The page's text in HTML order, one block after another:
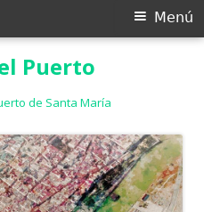
Puerto
de Santa María
Menú